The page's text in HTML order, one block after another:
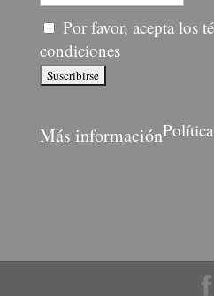
Por favor, acepta los
condiciones
Más información